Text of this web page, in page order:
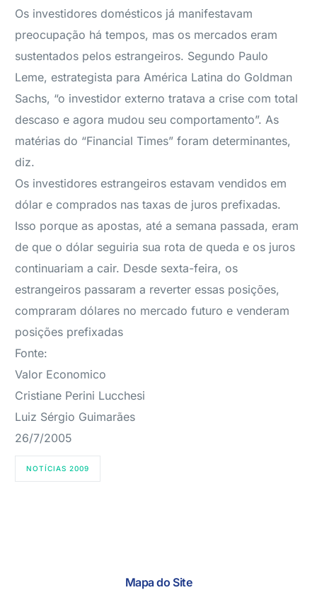
Os investidores domésticos já manifestavam
preocupação há tempos, mas os mercados eram
sustentados pelos estrangeiros. Segundo Paulo
Leme, estrategista para América Latina do Goldman
Sachs, “o investidor externo tratava a crise com total
descaso e agora mudou seu comportamento”. As
matérias do “Financial Times” foram determinantes,
diz.
Os investidores estrangeiros estavam vendidos em
dólar e comprados nas taxas de juros prefixadas.
Isso porque as apostas, até a semana passada, eram
de que o dólar seguiria sua rota de queda e os juros
continuariam a cair. Desde sexta-feira, os
estrangeiros passaram a reverter essas posições,
compraram dólares no mercado futuro e venderam
posições prefixadas
Fonte:
Valor Economico
Cristiane Perini Lucchesi
Luiz Sérgio Guimarães
26/7/2005
NOTÍCIAS 2009
Mapa do Site